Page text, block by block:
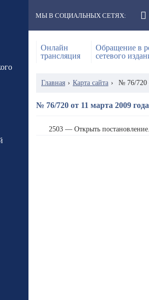
МЫ В СОЦИАЛЬНЫХ СЕТЯХ:
Онлайн
трансляция
Обращение в
сетевого
Главная › Карта сайта › № 76/720
№ 76/720 от 11 марта 2009 года
2503 — Открыть